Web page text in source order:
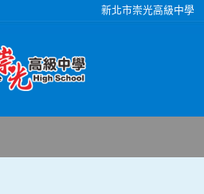
新北市崇光高級中學